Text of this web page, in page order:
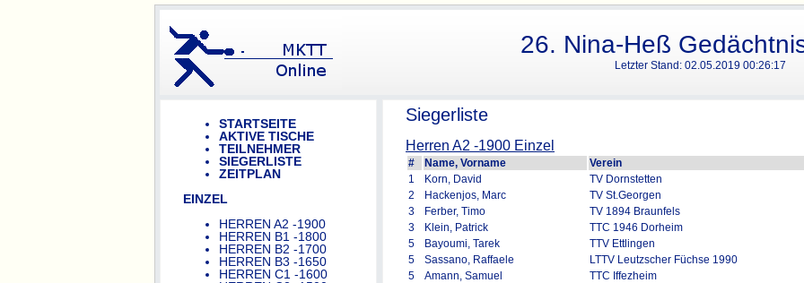
26. Nina-Heß
Letzter Stand: 02.05.2019 00:26:17
STARTSEITE
AKTIVE TISCHE
TEILNEHMER
SIEGERLISTE
ZEITPLAN
EINZEL
HERREN A2 -1900
HERREN B1 -1800
HERREN B2 -1700
HERREN B3 -1650
HERREN C1 -1600
Siegerliste
Herren A2 -1900 Einzel
# Name, Vorname
Verein
1
Korn, David
TV Dornstetten
2
Hackenjos, Marc
TV St.Georgen
3
Ferber, Timo
TV 1894 Braunfels
3
Klein, Patrick
TTC 1946 Dorheim
5
Bayoumi, Tarek
TTV Ettlingen
5
Sassano, Raffaele
LTTV Leutzscher Füchse 1990
5
Amann, Samuel
TTC Iffezheim